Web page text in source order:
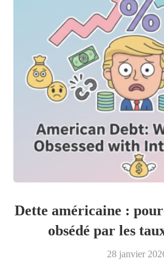
Dette américaine :
obsédé par les
28 janvier